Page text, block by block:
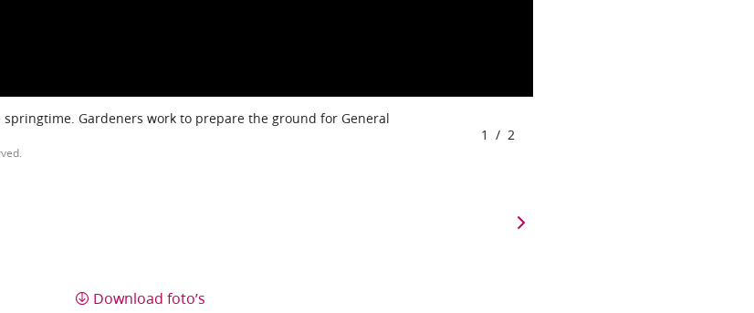
Gardeners work to prepare the ground for General
1 / 2
Download foto’s